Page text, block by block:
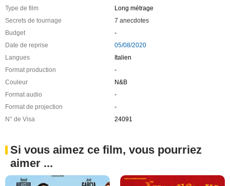
Type de film
Long métrage
Secrets de tournage
7 anecdotes
Budget
-
Date de reprise
05/08/2020
Langues
Italien
Format production
-
Couleur
N&B
Format audio
-
Format de projection
-
N° de Visa
24091
Si vous aimez ce film, vous pourriez
aimer ...